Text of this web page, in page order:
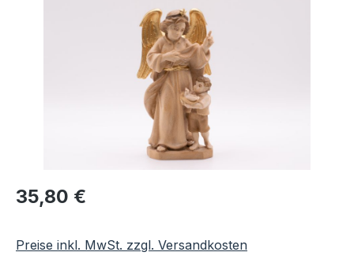
Regulärer Preis:
35,80 €
Preise inkl. MwSt. zzgl. Versandkosten